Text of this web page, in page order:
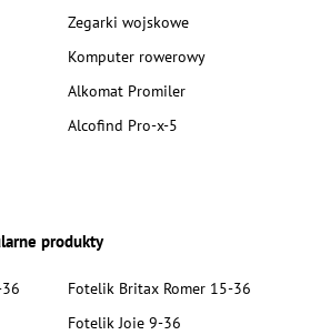
Zegarki wojskowe
Komputer rowerowy
Alkomat Promiler
Alcofind Pro-x-5
produkty
Fotelik Britax Romer 15-36
Fotelik Joie 9-36